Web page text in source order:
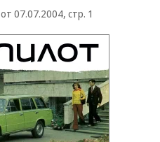
от 07.07.2004, стр. 1